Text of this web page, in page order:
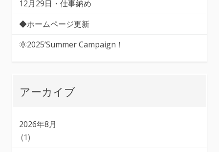
12月29日・仕事納め
◆ホームページ更新
🌞2025’Summer Campaign！
アーカイブ
2026年8月
(1)